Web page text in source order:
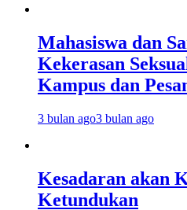
Mahasiswa dan
Kekerasan
Kampus dan
3 bulan ago3 bulan ago
Kesadaran akan
Ketundukan